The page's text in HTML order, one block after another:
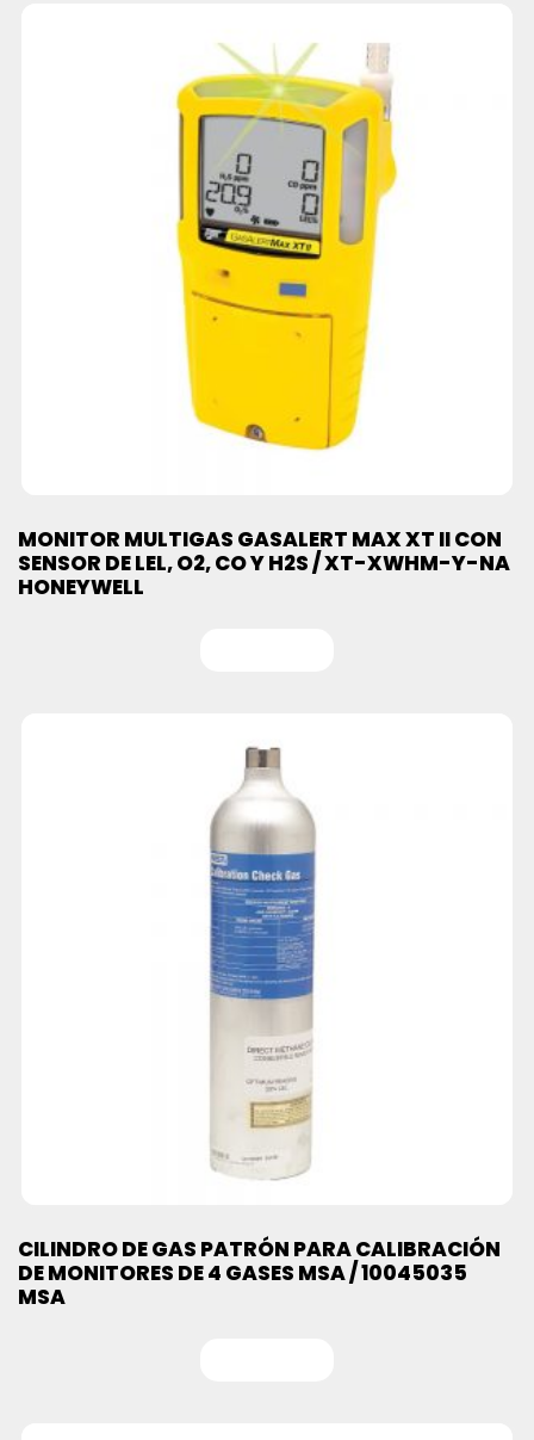
MONITOR MULTIGAS GASALERT MAX XT II CON
SENSOR DE LEL, O2, CO Y H2S / XT-XWHM-Y-NA
HONEYWELL
CILINDRO DE GAS PATRÓN PARA CALIBRACIÓN
DE MONITORES DE 4 GASES MSA / 10045035
MSA